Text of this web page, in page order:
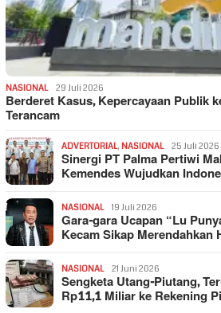
NASIONAL 29 Juli 2026
Berderet Kasus, Kepercayaan Publik
Terancam
ADVERTORIAL, NASIONAL 25 Juli 2026
Sinergi PT Palma Pertiwi
Kemendes Wujudkan
NASIONAL 19 Juli 2026
Gara-gara Ucapan “Lu
Kecam Sikap Merendahkan
NASIONAL 21 Juni 2026
Sengketa Utang-Piutang,
Rp11,1 Miliar ke Rekening